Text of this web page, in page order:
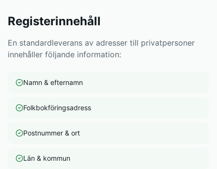
Registerinnehåll
En standardleverans av adresser till privatpersoner
innehåller följande information:
Namn & efternamn
Folkbokföringsadress
Postnummer & ort
Län & kommun